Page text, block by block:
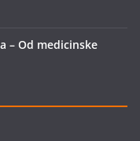
– Od medicinske